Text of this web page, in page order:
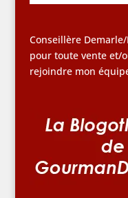
Conseillère
pour toute vente et/
rejoindre mon